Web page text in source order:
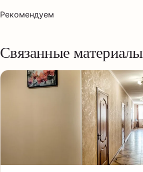
Рекомендуем
Связанные материалы